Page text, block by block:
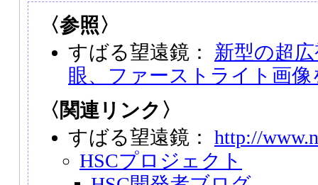
〈参照〉
すばる望遠鏡： 新型の超
眼、ファーストライト画像
〈関連リンク〉
すばる望遠鏡： http://
HSCプロジェクト